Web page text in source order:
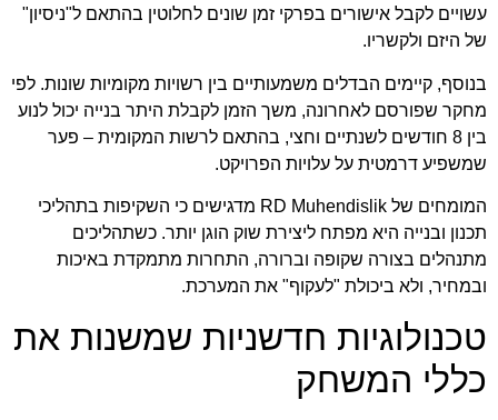
עשויים לקבל אישורים בפרקי זמן שונים לחלוטין בהתאם ל"ניסיון"
של היזם ולקשריו.
בנוסף, קיימים הבדלים משמעותיים בין רשויות מקומיות שונות. לפי
מחקר שפורסם לאחרונה, משך הזמן לקבלת היתר בנייה יכול לנוע
בין 8 חודשים לשנתיים וחצי, בהתאם לרשות המקומית – פער
שמשפיע דרמטית על עלויות הפרויקט.
המומחים של RD Muhendislik מדגישים כי השקיפות בתהליכי
תכנון ובנייה היא מפתח ליצירת שוק הוגן יותר. כשתהליכים
מתנהלים בצורה שקופה וברורה, התחרות מתמקדת באיכות
ובמחיר, ולא ביכולת "לעקוף" את המערכת.
טכנולוגיות חדשניות שמשנות את
כללי המשחק